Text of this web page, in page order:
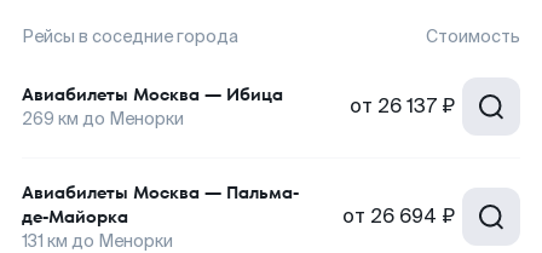
Рейсы в соседние города Стоимость
Авиабилеты Москва — Ибица
269 км до Менорки от 26 137 ₽
Авиабилеты Москва — Пальма-
де-Майорка
131 км до Менорки
от 26 694 ₽